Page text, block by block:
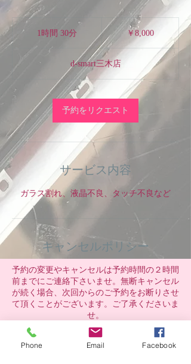
1時間 30分
3
0
分
8,000
円
￥8,000
d-smart三木店
予約をリクエスト
サービス内容
ガラス割れ、液晶不良、タッチ不良など
キャンセルポリシー
予約の変更やキャンセルは予約時間の２時間
前までにご連絡下さいませ。無断キャンセル
が続く場合、次回からのご予約をお断りさせ
て頂くことがございます。ご了承くださいま
せ。
Phone Email Facebook